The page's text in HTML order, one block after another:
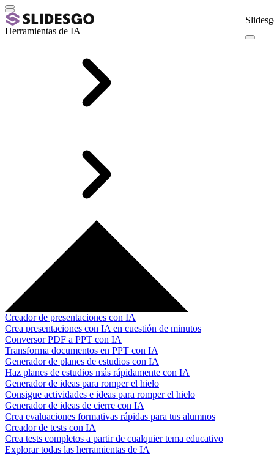
Herramientas de IA
Creador de presentaciones con IA
Crea presentaciones con IA en cuestión de minutos
Conversor PDF a PPT con IA
Transforma documentos en PPT con IA
Generador de planes de estudios con IA
Haz planes de estudios más rápidamente con IA
Generador de ideas para romper el hielo
Consigue actividades e ideas para romper el hielo
Generador de ideas de cierre con IA
Crea evaluaciones formativas rápidas para tus alumnos
Creador de tests con IA
Crea tests completos a partir de cualquier tema educativo
Explorar todas las herramientas de IA